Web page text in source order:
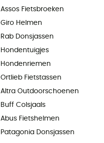
Assos Fietsbroeken
Giro Helmen
Rab Donsjassen
Hondentuigjes
Hondenriemen
Ortlieb Fietstassen
Altra Outdoorschoenen
Buff Colsjaals
Abus Fietshelmen
Patagonia Donsjassen